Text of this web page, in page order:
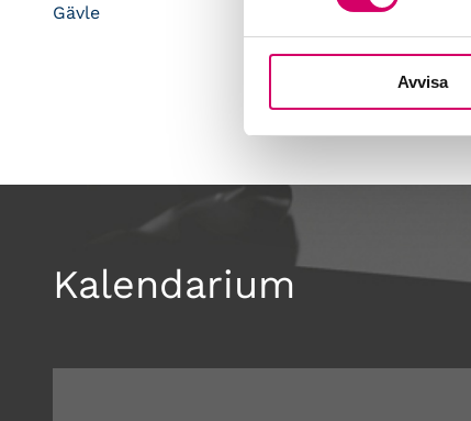
Avvisa
Gävle
Kalendarium